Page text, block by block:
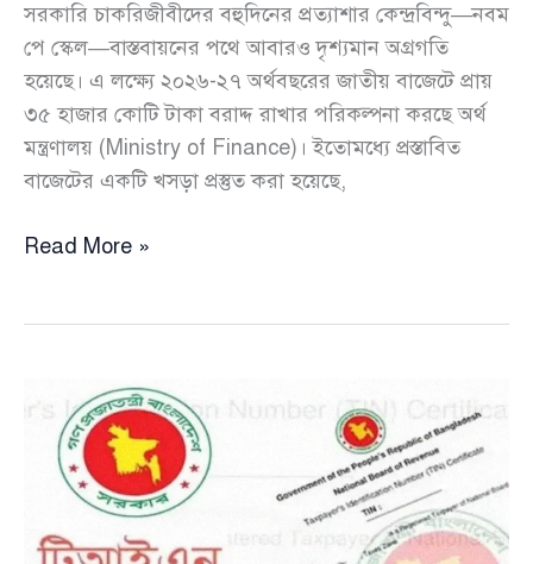
সরকারি চাকরিজীবীদের বহুদিনের প্রত্যাশার কেন্দ্রবিন্দু—নবম
পে স্কেল—বাস্তবায়নের পথে আবারও দৃশ্যমান অগ্রগতি
হয়েছে। এ লক্ষ্যে ২০২৬-২৭ অর্থবছরের জাতীয় বাজেটে প্রায়
৩৫ হাজার কোটি টাকা বরাদ্দ রাখার পরিকল্পনা করছে অর্থ
মন্ত্রণালয় (Ministry of Finance)। ইতোমধ্যে প্রস্তাবিত
বাজেটের একটি খসড়া প্রস্তুত করা হয়েছে,
নবম
ধাপ
অগ্রগতি,
বাজেটে
বরাদ্দের
Read More »